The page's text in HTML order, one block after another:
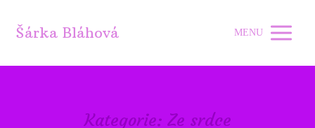
Šárka Bláhová MENU
Kategorie: Ze srdce